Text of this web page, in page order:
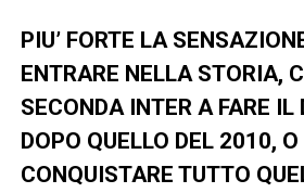
PIU’ FORTE LA
ENTRARE NELLA STORIA,
SECONDA INTER A FARE IL
DOPO QUELLO DEL 2010, O
CONQUISTARE TUTTO